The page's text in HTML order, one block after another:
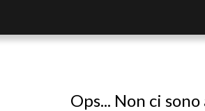
Ops... Non ci